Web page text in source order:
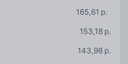
165,61 р.
153,18 р.
143,98 р.